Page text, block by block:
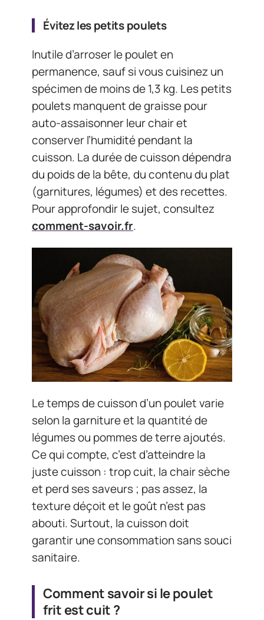
Évitez les petits poulets
Inutile d’arroser le poulet en
permanence, sauf si vous cuisinez un
spécimen de moins de 1,3 kg. Les petits
poulets manquent de graisse pour
auto-assaisonner leur chair et
conserver l’humidité pendant la
cuisson. La durée de cuisson dépendra
du poids de la bête, du contenu du plat
(garnitures, légumes) et des recettes.
Pour approfondir le sujet, consultez
comment-savoir.fr.
Le temps de cuisson d’un poulet varie
selon la garniture et la quantité de
légumes ou pommes de terre ajoutés.
Ce qui compte, c’est d’atteindre la
juste cuisson : trop cuit, la chair sèche
et perd ses saveurs ; pas assez, la
texture déçoit et le goût n’est pas
abouti. Surtout, la cuisson doit
garantir une consommation sans souci
sanitaire.
Comment savoir si le poulet
frit est cuit ?